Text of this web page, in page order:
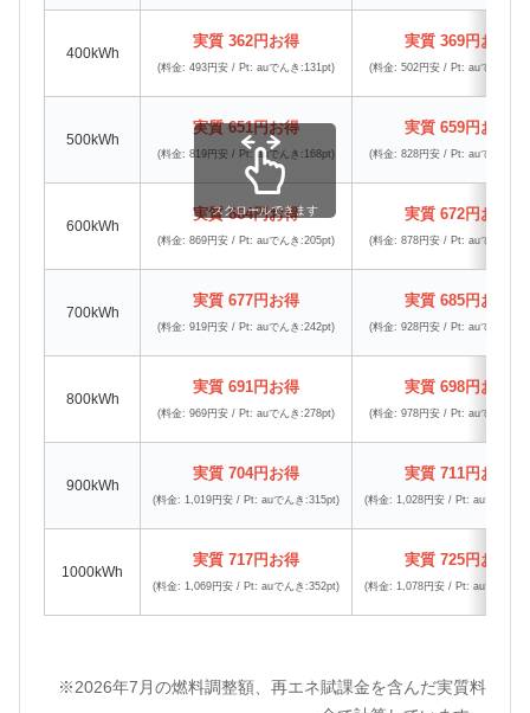
400kWh
実質 362円お得
(料金: 493円安 / Pt: auでんき:131pt)
実質 369円お得
(料金: 502円安 / Pt: auでんき
500kWh
実質 651円お得
(料金: 819円安 / Pt: auでんき:168pt)
実質 659円お得
(料金: 828円安 / Pt: auでんき
600kWh
実質 664円お得
(料金: 869円安 / Pt: auでんき:205pt)
実質 672円お得
(料金: 878円安 / Pt: auでんき
700kWh
実質 677円お得
(料金: 919円安 / Pt: auでんき:242pt)
実質 685円お得
(料金: 928円安 / Pt: auでんき
800kWh
実質 691円お得
(料金: 969円安 / Pt: auでんき:278pt)
実質 698円お得
(料金: 978円安 / Pt: auでんき
900kWh
実質 704円お得
(料金: 1,019円安 / Pt: auでんき:315pt)
実質 711円お得
(料金: 1,028円安 / Pt: auでんき
1000kWh
実質 717円お得
(料金: 1,069円安 / Pt: auでんき:352pt)
実質 725円お得
(料金: 1,078円安 / Pt: auでんき
スクロールできます
※2026年7月の燃料調整額、再エネ賦課金を含んだ実質料